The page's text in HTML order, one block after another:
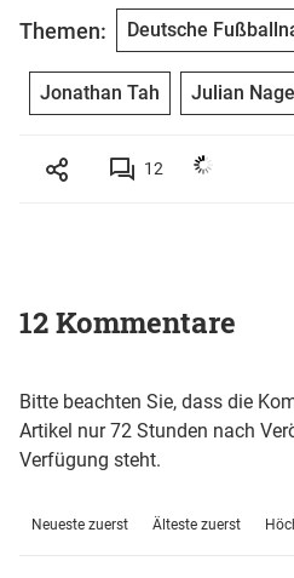
Themen: Deutsche
Jonathan Tah Julian
12
12 Kommentare
Bitte beachten Sie, dass die
Artikel nur 72 Stunden nach
Verfügung steht.
Neueste zuerst Älteste zuerst